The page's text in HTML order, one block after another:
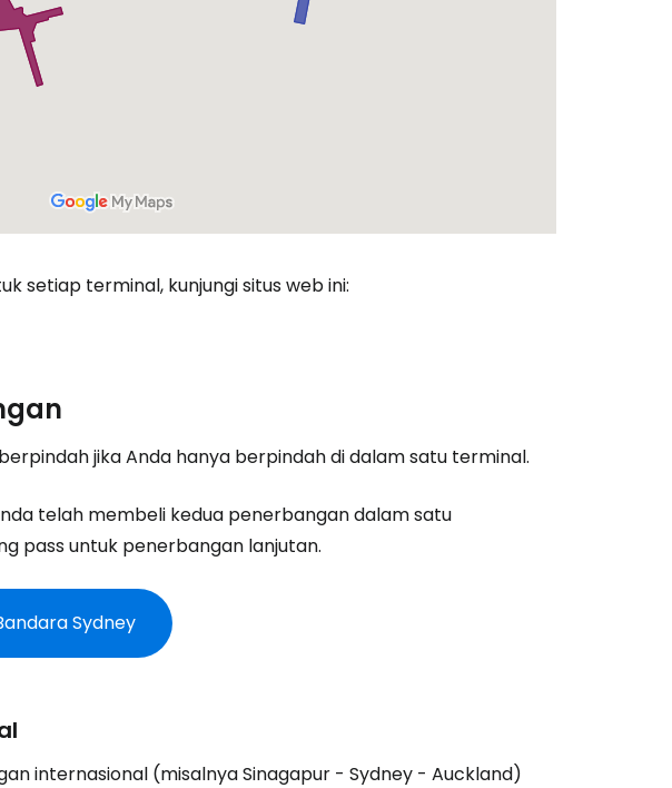
setiap terminal, kunjungi situs web ini:
jika Anda hanya berpindah di dalam satu terminal.
telah membeli kedua penerbangan dalam satu
pass untuk penerbangan lanjutan.
Sydney
internasional (misalnya Sinagapur - Sydney - Auckland)
ke Cestee
di seluruh dunia